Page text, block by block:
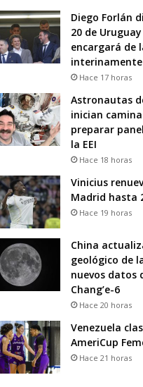
Diego Forlán
20 de
encargará de
interinamente
Hace 17 horas
Astronautas
inician
preparar
la EEI
Hace 18 horas
Vinicius
Madrid hasta
Hace 19 horas
China
geológico de
nuevos datos
Chang’e-6
Hace 20 horas
Venezuela
AmeriCup
Hace 21 horas